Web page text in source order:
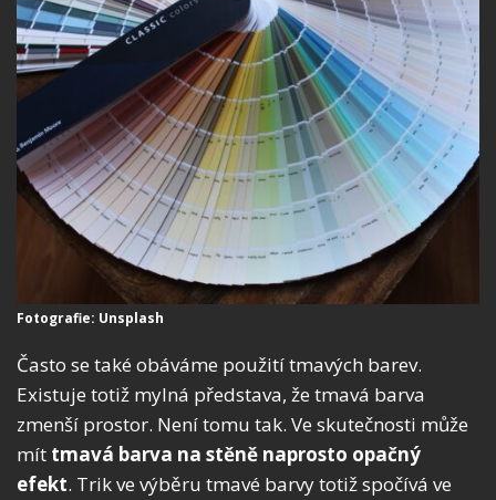
Fotografie: Unsplash
Často se také obáváme použití tmavých barev.
Existuje totiž mylná představa, že tmavá barva
zmenší prostor. Není tomu tak. Ve skutečnosti může
mít tmavá barva na stěně naprosto opačný
efekt. Trik ve výběru tmavé barvy totiž spočívá ve